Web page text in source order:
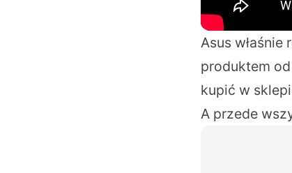
Asus
produktem
kupić w
A przede